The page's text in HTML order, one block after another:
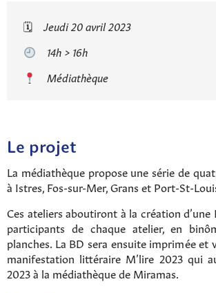
🗓
Jeudi 20 avril 2023
14h > 16h
Médiathèque
Le projet
La médiathèque propose une série de
à Istres, Fos-sur-Mer, Grans et Port-St-
Ces ateliers aboutiront à la création d’une
participants de chaque atelier, en
planches. La BD sera ensuite imprimée et
manifestation littéraire M’lire 2023 qui
2023 à la médiathèque de Miramas.